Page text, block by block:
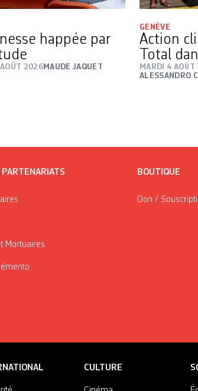
happée par
AOÛT 2026 MAUDE JAQUET
GENÈVE
Action
Total
MARDI 4
ALESSANDRO
Mortuaires
BOUTIQUE
Don /
CULTURE